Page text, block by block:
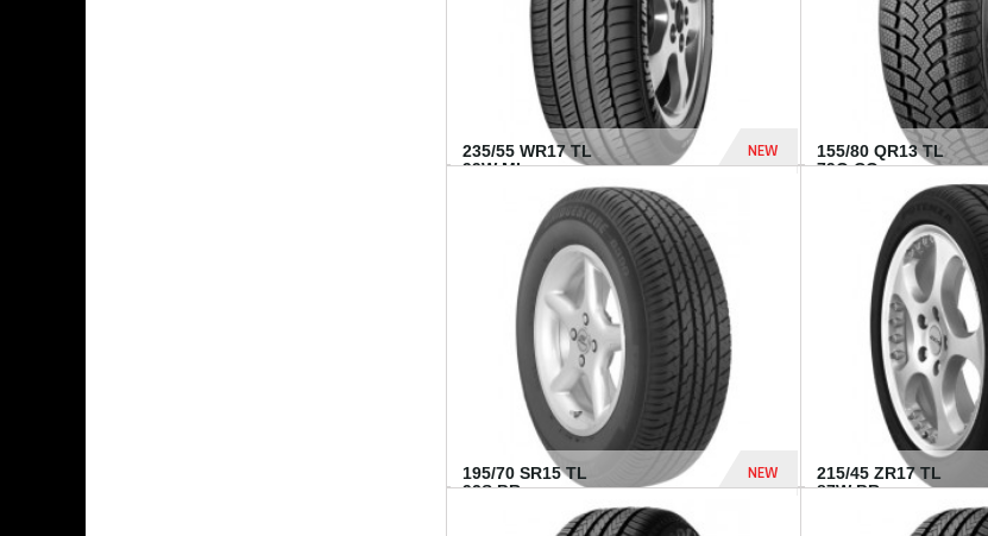
235/55 WR17 TL
99W MI...
NEW
1 182 Dhs
155/80 QR13 TL
79Q CO...
195/70 SR15 TL
92S BR...
NEW
215/45 ZR17 TL
87W BR...